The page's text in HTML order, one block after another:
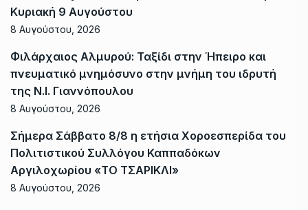
Κυριακή 9 Αυγούστου
8 Αυγούστου, 2026
Φιλάρχαιος Αλμυρού: Ταξίδι στην Ήπειρο και
πνευματικό μνημόσυνο στην μνήμη του ιδρυτή
της Ν.Ι. Γιαννόπουλου
8 Αυγούστου, 2026
Σήμερα Σάββατο 8/8 η ετήσια Χοροεσπερίδα του
Πολιτιστικού Συλλόγου Καππαδόκων
Αργιλοχωρίου «ΤΟ ΤΣΑΡΙΚΛΙ»
8 Αυγούστου, 2026